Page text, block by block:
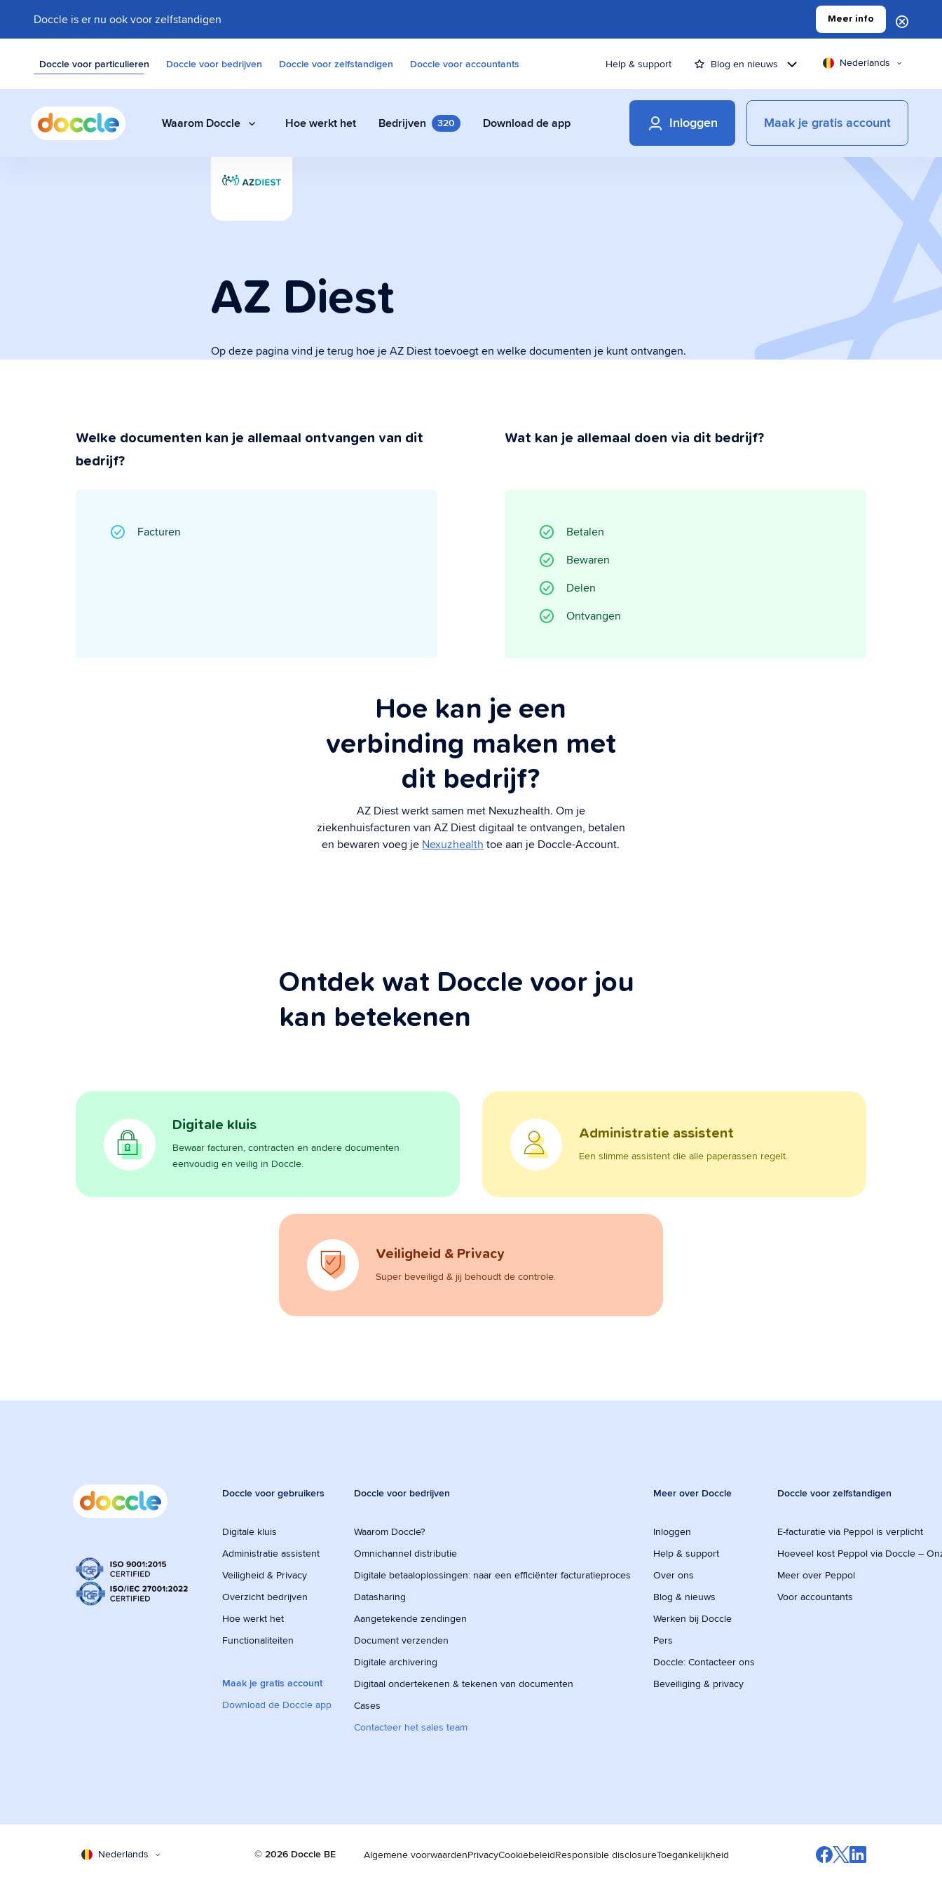
Doccle is er nu ook voor zelfstandigen Meer info
Doccle voor particulieren Doccle voor bedrijven Doccle voor zelfstandigen Doccle voor accountants Help & support Blog en nieuws Nederlands
Waarom Doccle
Bewaar facturen, contracten en andere
Administratie assistent
Een slimme assistent die alle paperassen
Hoe werkt het Bedrijven 320 Download de app Inloggen Maak je gratis account
AZ Diest
Op deze pagina vind je terug hoe je AZ Diest toevoegt en welke documenten je kunt ontvangen.
Welke documenten kan je allemaal ontvangen van dit
bedrijf?
Facturen
Wat kan je allemaal doen via dit bedrijf?
Betalen
Bewaren
Delen
Ontvangen
Hoe kan je een
verbinding maken met
dit bedrijf?
AZ Diest werkt samen met Nexuzhealth. Om je
ziekenhuisfacturen van AZ Diest digitaal te ontvangen, betalen
en bewaren voeg je Nexuzhealth toe aan je Doccle-Account.
Ontdek wat Doccle voor jou
kan betekenen
Digitale kluis
Bewaar facturen, contracten en andere documenten
eenvoudig en veilig in Doccle.
Administratie assistent
Een slimme assistent die alle paperassen regelt.
Veiligheid & Privacy
Super beveiligd & jij behoudt de controle.
Doccle voor gebruikers
Digitale kluis
Administratie assistent
Veiligheid & Privacy
Overzicht bedrijven
Hoe werkt het
Functionaliteiten
Maak je gratis account
Download de Doccle app
Doccle voor bedrijven
Waarom Doccle?
Omnichannel distributie
Digitale betaaloplossingen: naar een efficiënter facturatieproces
Datasharing
Aangetekende zendingen
Document verzenden
Digitale archivering
Digitaal ondertekenen & tekenen van documenten
Cases
Contacteer het sales team
Meer over Doccle
Inloggen
Help & support
Over ons
Blog & nieuws
Werken bij Doccle
Pers
Doccle: Contacteer ons
Beveiliging & privacy
Doccle voor zelfstandigen
E-facturatie via Peppol is verplicht
Hoeveel kost Peppol via Doccle –
Meer over Peppol
Voor accountants
Nederlands © 2026 Doccle BE Algemene voorwaardenPrivacyCookiebeleidResponsible disclosureToegankelijkheid